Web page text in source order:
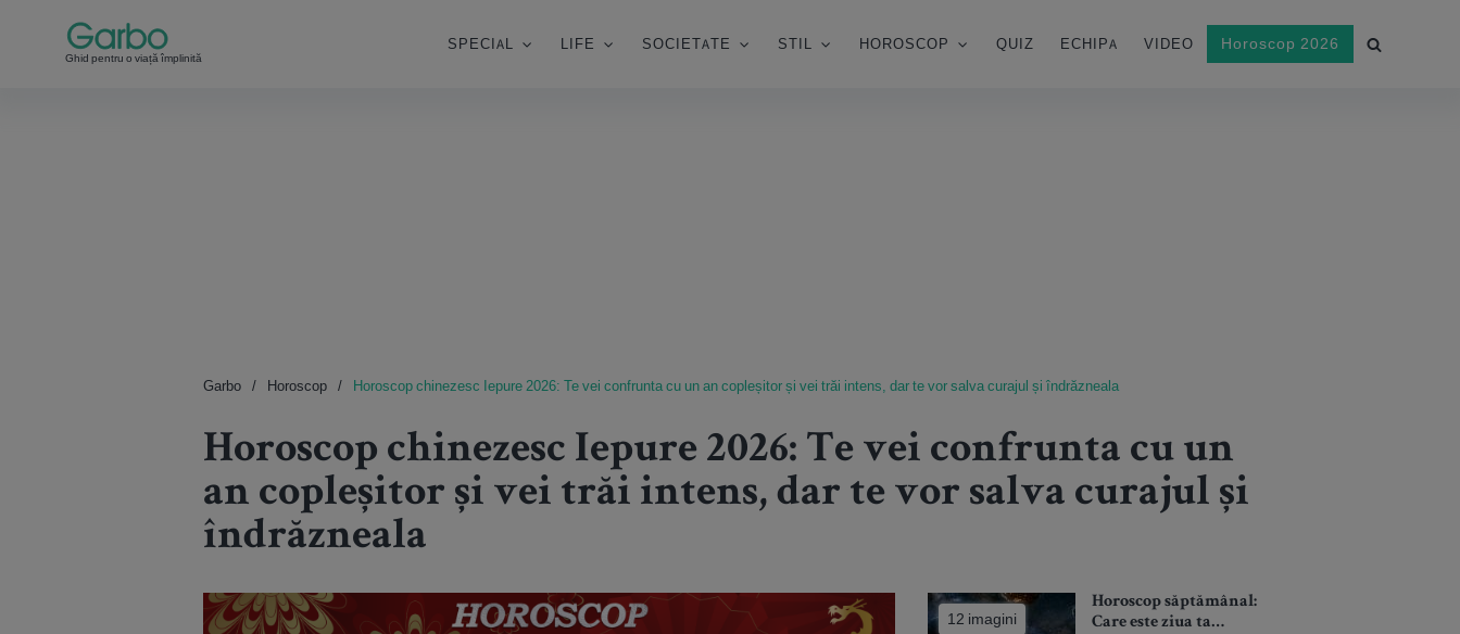
Ghid pentru o viață împlinită
SPECIAL LIFE SOCIETATE STIL HOROSCOP QUIZ ECHIPA VIDEO Horoscop 2026
Garbo Horoscop Horoscop chinezesc Iepure 2026: Te vei confrunta cu un an copleșitor și vei trăi intens, dar te vor salva curajul și îndrăzneala
Horoscop chinezesc Iepure 2026: Te vei confrunta cu un
an copleșitor și vei trăi intens, dar te vor salva curajul și
îndrăzneala
12 imagini
Horoscop săptămânal:
Care este ziua ta